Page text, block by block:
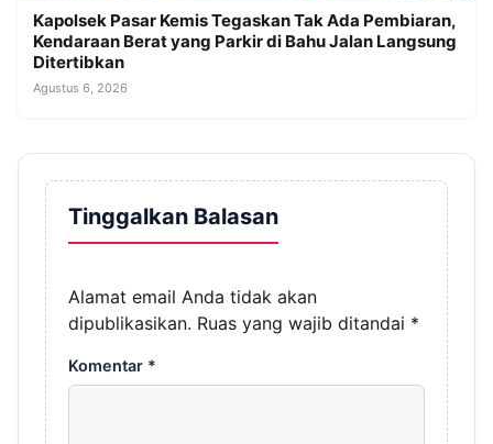
Kapolsek Pasar Kemis Tegaskan Tak Ada Pembiaran,
Kendaraan Berat yang Parkir di Bahu Jalan Langsung
Ditertibkan
Agustus 6, 2026
Tinggalkan Balasan
Alamat email Anda tidak akan
dipublikasikan. Ruas yang wajib ditandai *
Komentar *